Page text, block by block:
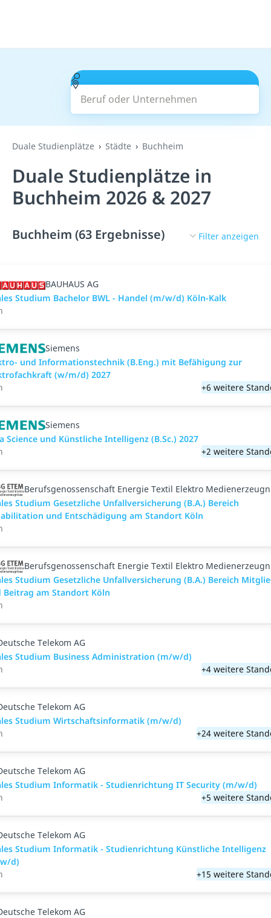
Beruf oder Unternehmen
Suchen
Duale Studienplätze Städte Buchheim
Duale Studienplätze in
Buchheim 2026 & 2027
Buchheim (63 Ergebnisse) Filter anzeigen
BAUHAUS AG
Studium Bachelor BWL - Handel (m/w/d) Köln-Kalk
Siemens
und Informationstechnik (B.Eng.) mit Befähigung zur
(w/m/d) 2027
+6 weitere
Siemens
Science und Künstliche Intelligenz (B.Sc.) 2027
+2 weitere
Berufsgenossenschaft Energie Textil Elektro
Studium Gesetzliche Unfallversicherung (B.A.) Bereich
und Entschädigung am Standort Köln
Berufsgenossenschaft Energie Textil Elektro
Studium Gesetzliche Unfallversicherung (B.A.) Bereich
Beitrag am Standort Köln
Telekom AG
Studium Business Administration (m/w/d)
+4 weitere
Telekom AG
Studium Wirtschaftsinformatik (m/w/d)
+24 weitere
Telekom AG
Studium Informatik - Studienrichtung IT Security (m/w/d)
+5 weitere
Telekom AG
Studium Informatik - Studienrichtung Künstliche Intelligenz
d)
+15 weitere
Telekom AG